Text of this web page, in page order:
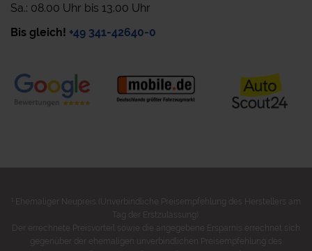
Sa.: 08.00 Uhr bis 13.00 Uhr
Bis gleich! +49 341-42640-0
Ehemaliger Neupreis (Unverbindliche Preisempfehlung des Herstellers am
Tag der Erstzulassung).
Der errechnete Preisvorteil sowie die angegebene Ersparnis errechnet sich
gegenüber der ehemaligen unverbindlichen Preisempfehlung des